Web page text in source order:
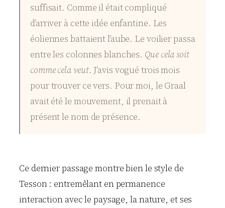
suffisait. Comme il était compliqué
d’arriver à cette idée enfantine. Les
éoliennes battaient l’aube. Le voilier passa
entre les colonnes blanches. Que cela soit
comme cela veut. J’avis vogué trois mois
pour trouver ce vers. Pour moi, le Graal
avait été le mouvement, il prenait à
présent le nom de présence.
Ce dernier passage montre bien le style de
Tesson : entremêlant en permanence
interaction avec le paysage, la nature, et ses